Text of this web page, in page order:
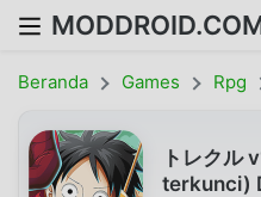
Beranda Games Rpg
トレクル
terkunci)